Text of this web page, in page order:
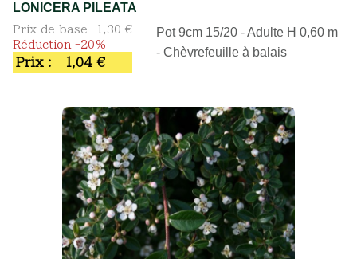
LONICERA PILEATA
Prix de base
1,30 €
Réduction -20%
Prix : 1,04 €
Pot 9cm 15/20 - Adulte H 0,60 m
- Chèvrefeuille à balais